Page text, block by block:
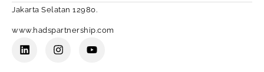
Jakarta Selatan 12980.
www.hadspartnership.com